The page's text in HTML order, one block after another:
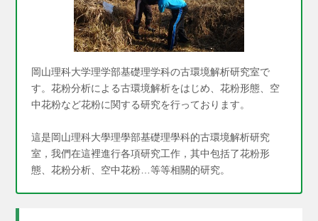
岡山理科大学理学部基礎理学科の古環境解析研究室で
す。花粉分析による古環境解析をはじめ、花粉形態、空
中花粉など花粉に関する研究を行っております。
這是岡山理科大學理學部基礎理學科的古環境解析研究
室，我們在這裡進行各項研究工作，其中包括了花粉形
態、花粉分析、空中花粉…等等相關的研究。